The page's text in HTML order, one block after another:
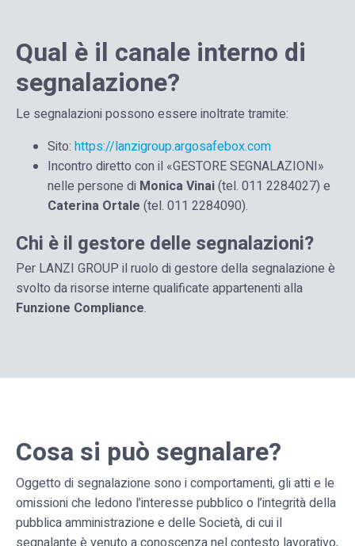
Qual è il canale interno di
segnalazione?
Le segnalazioni possono essere inoltrate tramite:
Sito: https://lanzigroup.argosafebox.com
Incontro diretto con il «GESTORE SEGNALAZIONI»
nelle persone di Monica Vinai(tel. 011 2284027) e
Caterina Ortale (tel. 011 2284090).
Chi è il gestore delle segnalazioni?
Per LANZI GROUP il ruolo di gestore della segnalazione è
svolto da risorse interne qualificate appartenenti alla
Funzione Compliance.
Cosa si può segnalare?
Oggetto di segnalazione sono i comportamenti, gli atti e le
omissioni che ledono l’interesse pubblico o l’integrità della
pubblica amministrazione e delle Società, di cui il